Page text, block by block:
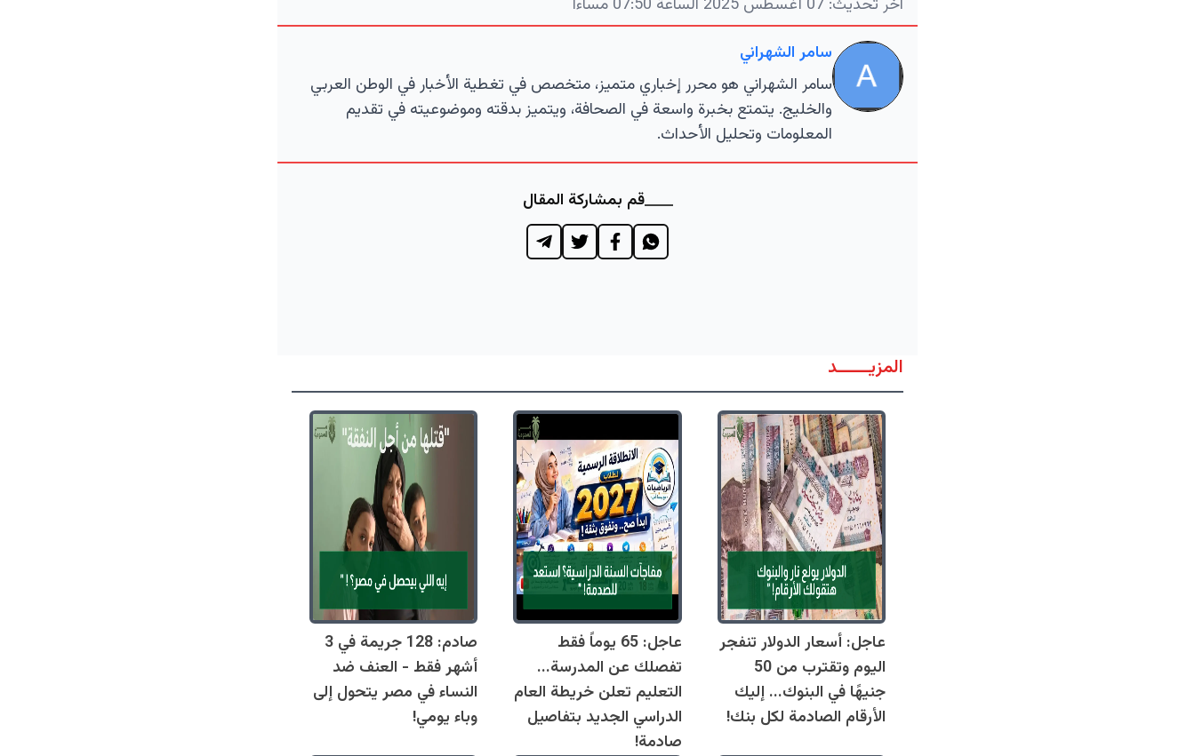
اخر تحديث: 07 أغسطس 2025 الساعة 07:50 مساءاً
سامر الشهراني
سامر الشهراني هو محرر إخباري متميز، متخصص في تغطية الأخبار في الوطن العربي
والخليج. يتمتع بخبرة واسعة في الصحافة، ويتميز بدقته وموضوعيته في تقديم
المعلومات وتحليل الأحداث.
قم بمشاركة المقال
المزيــــــد
عاجل: أسعار الدولار تنفجر
اليوم وتقترب من 50
جنيهًا في البنوك... إليك
الأرقام الصادمة لكل بنك!
عاجل: 65 يوماً فقط
تفصلك عن المدرسة...
التعليم تعلن خريطة العام
الدراسي الجديد بتفاصيل
صادمة!
صادم: 128 جريمة في 3
أشهر فقط - العنف ضد
النساء في مصر يتحول إلى
وباء يومي!